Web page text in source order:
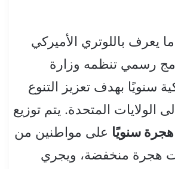
يعرف باللوتري الأميركي
رسمي تنظمه وزارة
سنويًا بهدف تعزيز التنوع
الولايات المتحدة. يتم توزيع
على مواطنين من
هجرة منخفضة، ويجري